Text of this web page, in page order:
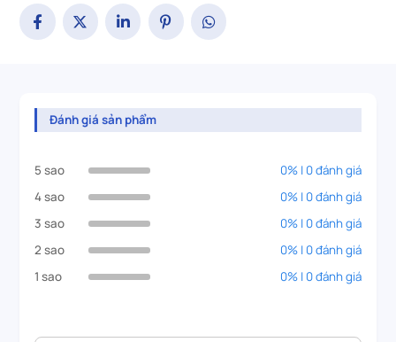
Đánh giá sản phẩm
5 sao
0% | 0 đánh giá
4 sao
0% | 0 đánh giá
3 sao
0% | 0 đánh giá
2 sao
0% | 0 đánh giá
1 sao
0% | 0 đánh giá